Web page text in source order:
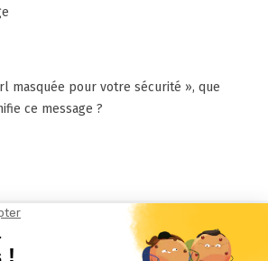
masquée pour votre sécurité », que
ce message ?